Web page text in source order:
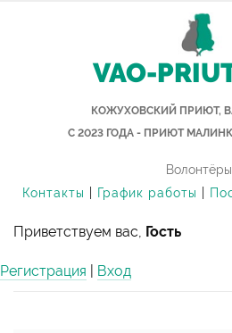
VAO-
КОЖУХОВСКИЙ ПРИЮТ,
С 2023 ГОДА - ПРИЮТ
Контакты
График работы
Приветствуем вас, Гость
Регистрация Вход